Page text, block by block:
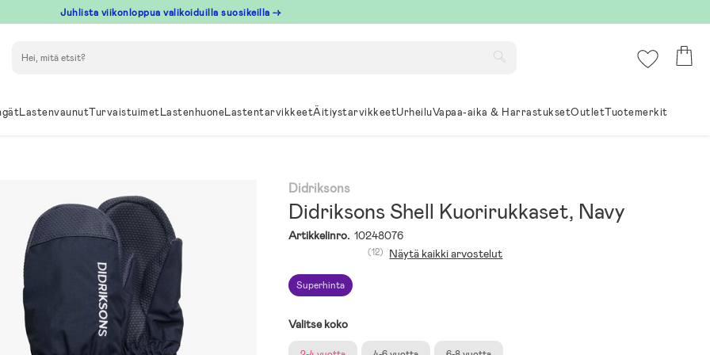
Juhlista viikonloppua valikoiduilla suosikeilla →
LastenvaunutTurvaistuimetLastenhuoneLastentarvikkeetÄitiystarvikkeetUrheiluVapaa-aika & HarrastuksetOutletTuotemerkit
Didriksons
Didriksons Shell Kuorirukkaset, Navy
Artikkelinro. 10248076
Superhinta
(12) Näytä kaikki arvostelut
Valitse koko